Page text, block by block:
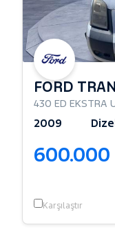
FORD
430 ED EKSTRA
2009
600.000
Karşılaştır